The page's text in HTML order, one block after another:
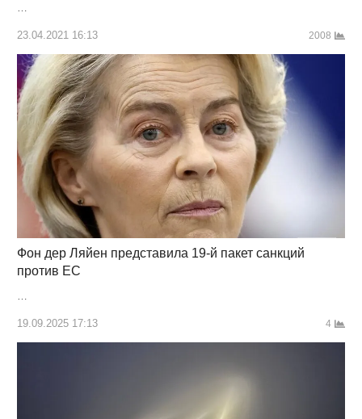
23.04.2021 16:13 2008
Фон дер Ляйен представила 19-й пакет санкций
против ЕС
…
19.09.2025 17:13 4